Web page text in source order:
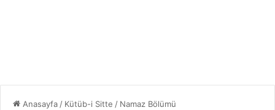
Anasayfa/ Kütüb-i Sitte / Namaz Bölümü